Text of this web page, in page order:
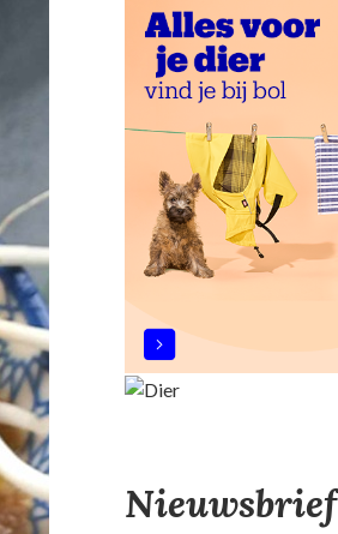
Nieuwsbrief